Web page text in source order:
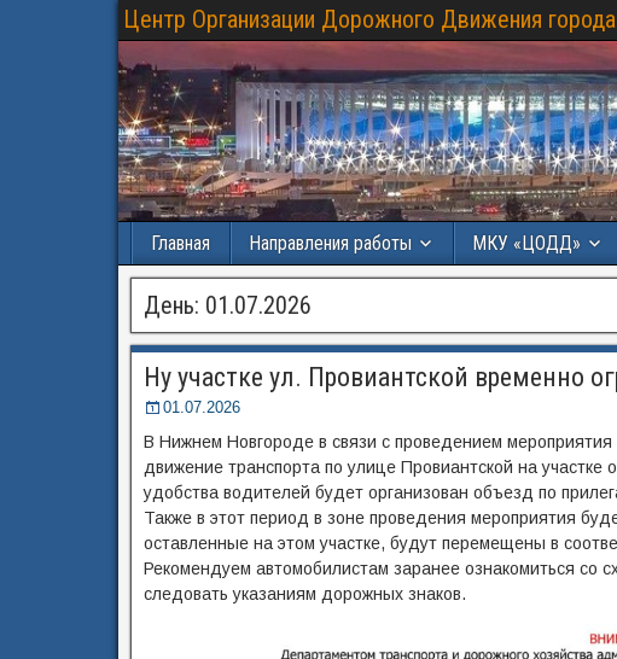
Центр Организации Дорожного Движения
Главная Направления работы МКУ «ЦОДД»
День: 01.07.2026
Ну участке ул. Провиантской временно
01.07.2026
В Нижнем Новгороде в связи с проведением
движение транспорта по улице Провиантской на
удобства водителей будет организован объезд по
Также в этот период в зоне проведения мероприятия
оставленные на этом участке, будут перемещены в
Рекомендуем автомобилистам заранее ознакомиться со
следовать указаниям дорожных знаков.